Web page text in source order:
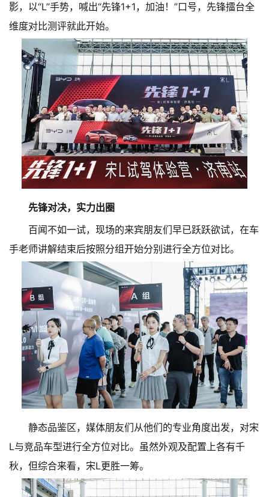
影，以“L”手势，喊出“先锋1+1，加油！”口号，先锋擂台全
维度对比测评就此开始。
先锋对决，实力出圈
百闻不如一试，现场的来宾朋友们早已跃跃欲试，在车
手老师讲解结束后按照分组开始分别进行全方位对比。
静态品鉴区，媒体朋友们从他们的专业角度出发，对宋
L与竞品车型进行全方位对比。虽然外观及配置上各有千
秋，但综合来看，宋L更胜一筹。